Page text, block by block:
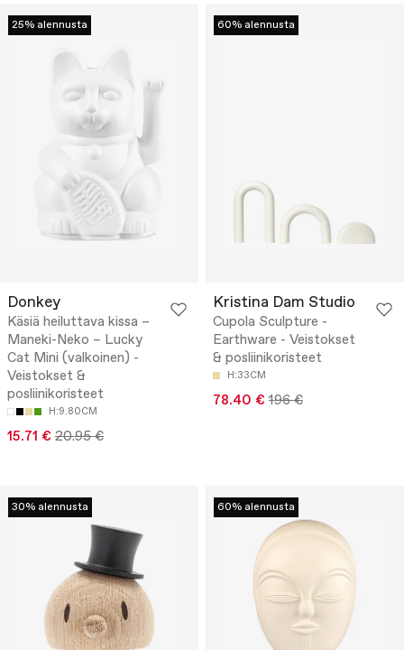
25% alennusta
Donkey
Käsiä heiluttava kissa –
Maneki-Neko – Lucky
Cat Mini (valkoinen) -
Veistokset &
posliinikoristeet
H:9.80CM
15.71 € 20.95 €
60% alennusta
Kristina Dam Studio
Cupola Sculpture -
Earthware - Veistokset
& posliinikoristeet
H:33CM
78.40 € 196 €
30% alennusta 60% alennusta